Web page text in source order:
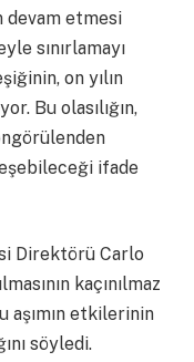
devam etmesi
sınırlamayı
on yılın
Bu olasılığın,
ifade
Direktörü Carlo
kaçınılmaz
aşımın etkilerinin
söyledi.